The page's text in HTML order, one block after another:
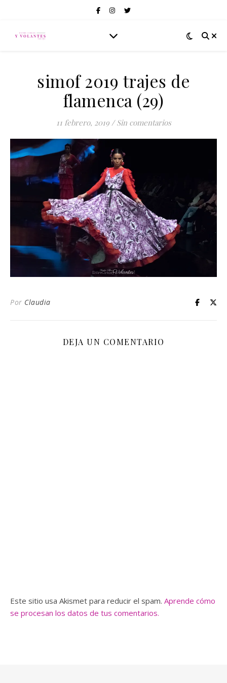
simof 2019 trajes de
flamenca (29)
11 febrero, 2019 / Sin comentarios
Por Claudia
DEJA UN COMENTARIO
Este sitio usa Akismet para reducir el spam. Aprende cómo
se procesan los datos de tus comentarios.